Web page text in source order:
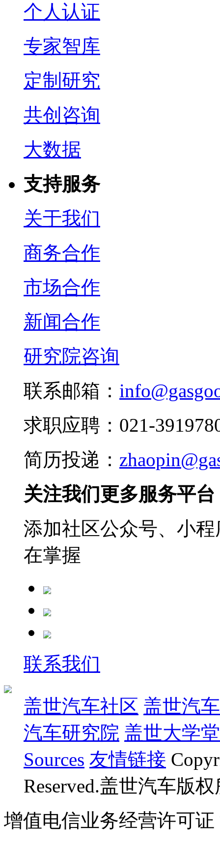
个人认证
专家智库
定制研究
共创咨询
大数据
支持服务
关于我们
商务合作
市场合作
新闻合作
研究院咨询
联系邮箱：
求职应聘：021-
简历投递：
关注我们更多服务平台
添加社区公众号、小
在掌握
联系我们
盖世汽车社区 盖世汽
汽车研究院 盖世大学堂
Sources 友情链接
Reserved.盖世汽车版
增值电信业务经营许可证